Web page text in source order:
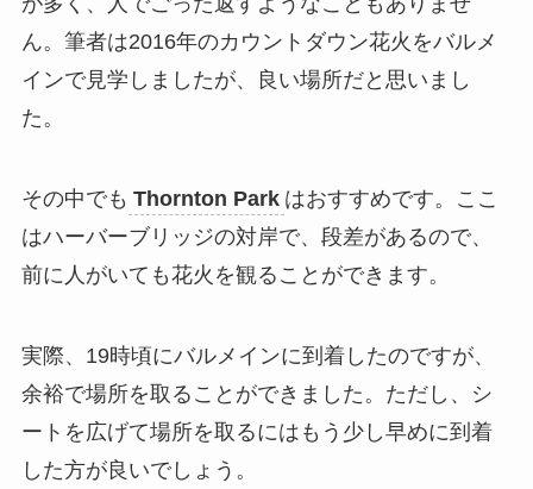
ん。筆者は2016年のカウントダウン花火をバルメ
インで見学しましたが、良い場所だと思いまし
た。
その中でも Thornton Park はおすすめです。ここ
はハーバーブリッジの対岸で、段差があるので、
前に人がいても花火を観ることができます。
実際、19時頃にバルメインに到着したのですが、
余裕で場所を取ることができました。ただし、シ
ートを広げて場所を取るにはもう少し早めに到着
した方が良いでしょう。